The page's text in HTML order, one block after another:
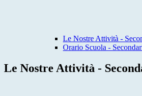
Le Nostre Attività -
Orario Scuola -
Le Nostre Attività -